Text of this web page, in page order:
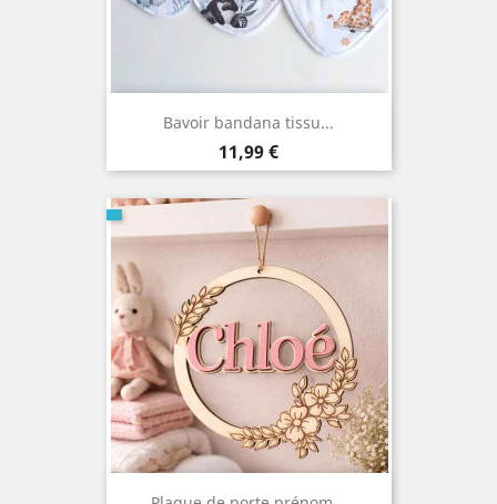
Bavoir bandana tissu...
Prix
11,99 €